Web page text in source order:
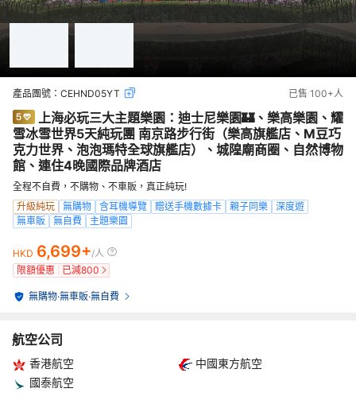
產品團號： CEHND05YT 已售 100+人
上海必玩三大主題樂園：迪士尼樂園🏰、樂高樂園、耀
雪冰雪世界5天純玩團 南京路步行街（樂高旗艦店、M豆巧
克力世界、泡泡瑪特全球旗艦店）、城隍廟商圈、自然博物
館、連住4晚國際品牌酒店
全程不自費，不購物、不車販，真正純玩!
升級純玩
無購物 含耳機導覽 贈送手機數據卡 親子同樂
深度遊
無車販
無自費 主題樂園
HKD 6,699+/人
限額優惠
已減800
無購物·無車販·無自費
航空公司
香港航空
中國東方航空
國泰航空